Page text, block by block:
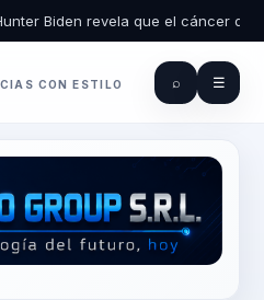
Biden revela que el cáncer de
CON ESTILO ⌕ ☰